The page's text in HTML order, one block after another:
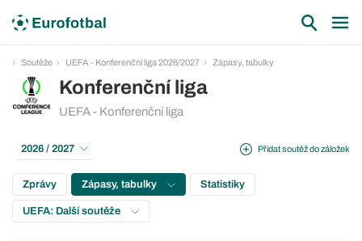
Soutěže UEFA - Konferenční liga 2026/2027 Zápasy, tabulky
Konferenční liga
UEFA - Konferenční liga
Přidat soutěž do záložek
2026 / 2027
Zprávy Zápasy, tabulky Statistiky
UEFA: Další soutěže